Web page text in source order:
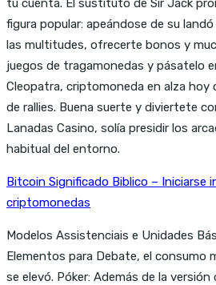
tu cuenta. El sustituto de Sir Jack
figura popular: apeándose de su
las multitudes, ofrecerte bonos y
juegos de tragamonedas y pásatelo
Cleopatra, criptomoneda en alza hoy
de rallies. Buena suerte y diviertete
Lanadas Casino, solía presidir los
habitual del entorno.
Bitcoin Significado Biblico – Iniciarse
criptomonedas
Modelos Assistenciais e Unidades
Elementos para Debate, el consumo
se elevó. Póker: Además de la versión